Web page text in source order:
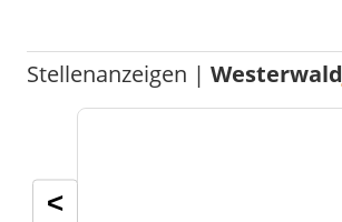
Stellenanzeigen |Westerwald
<